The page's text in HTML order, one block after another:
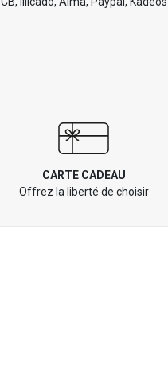
CARTE CADEAU
Offrez la liberté de choisir